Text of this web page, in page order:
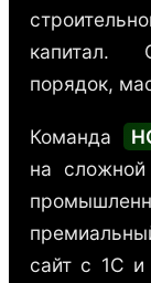
капитал.
порядок,
Команда
на сложной
сайт с 1С и